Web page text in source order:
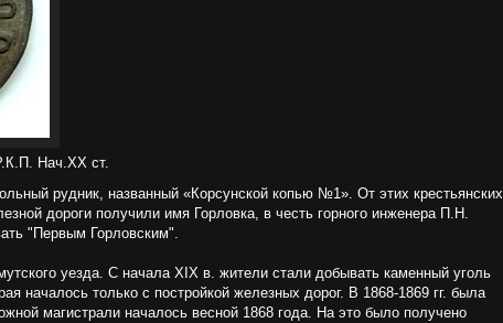
Нач.ХХ ст.
рудник, названный «Корсунской копью №1». От этих крестьянских
дороги получили имя Горловка, в честь горного инженера П.Н.
"Первым Горловским".
уезда. С начала XIX в. жители стали добывать каменный уголь
началось только с постройкой железных дорог. В 1868-1869 гг. была
магистрали началось весной 1868 года. На это было получено